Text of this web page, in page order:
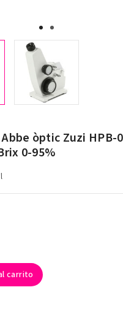
òptic Zuzi HPB-
0-95%
carrito